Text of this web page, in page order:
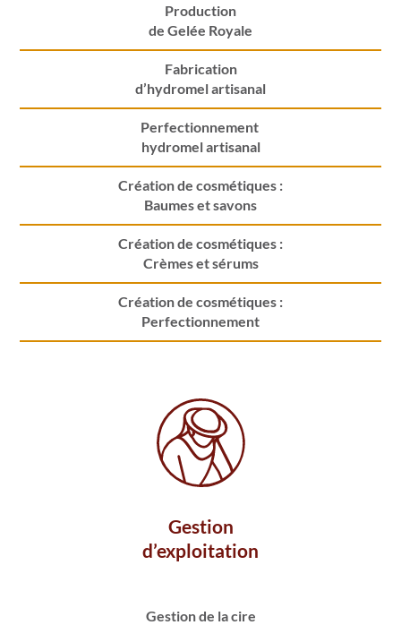
Production
de Gelée Royale
Fabrication
d’hydromel artisanal
Perfectionnement
hydromel artisanal
Création de cosmétiques :
Baumes et savons
Création de cosmétiques :
Crèmes et sérums
Création de cosmétiques :
Perfectionnement
Gestion
d’exploitation
Gestion de la cire